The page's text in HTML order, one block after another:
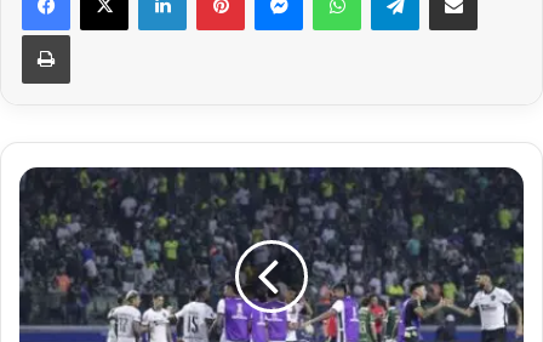
Imprimir
Palmeiras
2
2
Botafogo:
veja
melhores